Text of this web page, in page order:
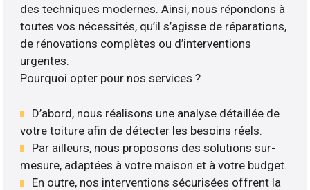
des techniques modernes. Ainsi, nous répondons à
toutes vos nécessités, qu’il s’agisse de réparations,
de rénovations complètes ou d’interventions
urgentes.
Pourquoi opter pour nos services ?
D’abord, nous réalisons une analyse détaillée de
votre toiture afin de détecter les besoins réels.
Par ailleurs, nous proposons des solutions sur-
mesure, adaptées à votre maison et à votre budget.
En outre, nos interventions sécurisées offrent la